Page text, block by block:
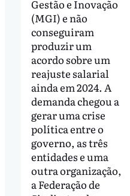
Gestão e Inovação
(MGI) e não
conseguiram
produzir um
acordo sobre um
reajuste salarial
ainda em 2024. A
demanda chegou a
gerar uma crise
política entre o
governo, as três
entidades e uma
outra organização,
a Federação de